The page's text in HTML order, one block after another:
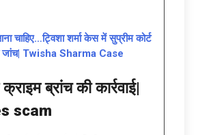
चाहिए…ट्विशा शर्मा केस में सुप्रीम कोर्ट
जांच| Twisha Sharma Case
ब्रांच की कार्रवाई|
scam